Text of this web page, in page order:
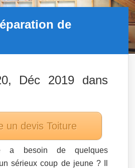
de
Déc 2019 dans
un devisToiture
a besoin de quelques
sérieux coup de jeune ? Il